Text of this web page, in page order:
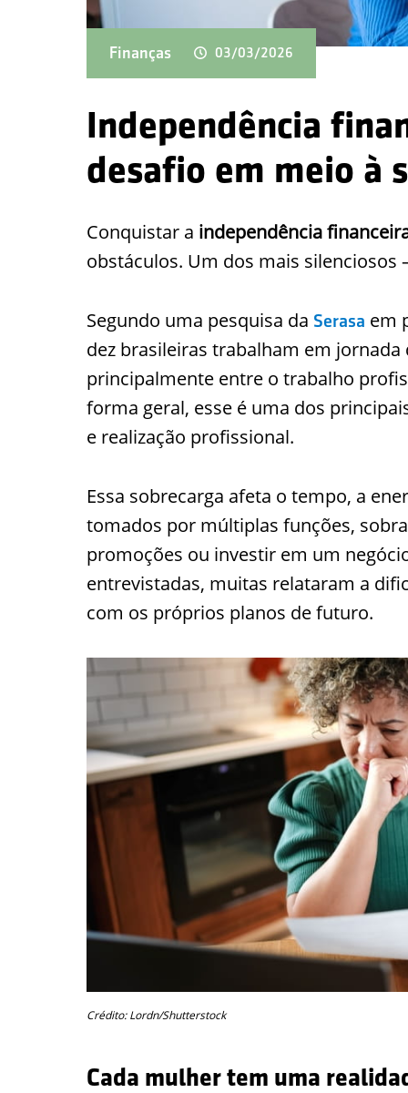
Finanças 03/03/2026
Independência
desafio em meio à
Conquistar a independência
obstáculos. Um dos mais
Segundo uma pesquisa da Serasa em
dez brasileiras trabalham em
principalmente entre o trabalho
forma geral, esse é uma dos
e realização profissional.
Essa sobrecarga afeta o tempo, a
tomados por múltiplas funções,
promoções ou investir em um
entrevistadas, muitas relataram a
com os próprios planos de futuro.
Crédito: Lordn/Shutterstock
Cada mulher tem uma